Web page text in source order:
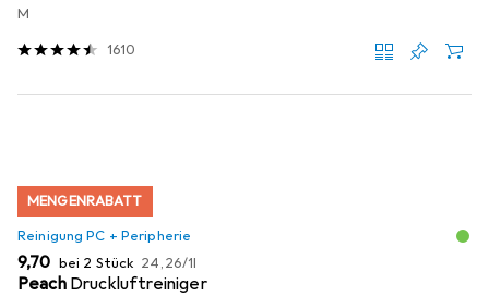
M
1610
MENGENRABATT
Reinigung PC + Peripherie
EUR
9,70 bei 2 Stück EUR
24,26/1l
Peach Druckluftreiniger